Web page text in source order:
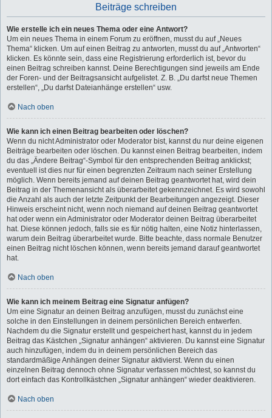
Beiträge schreiben
Wie erstelle ich ein neues Thema oder eine Antwort?
Um ein neues Thema in einem Forum zu eröffnen, musst du auf „Neues
Thema“ klicken. Um auf einen Beitrag zu antworten, musst du auf „Antworten“
klicken. Es könnte sein, dass eine Registrierung erforderlich ist, bevor du
einen Beitrag schreiben kannst. Deine Berechtigungen sind jeweils am Ende
der Foren- und der Beitragsansicht aufgelistet. Z. B. „Du darfst neue Themen
erstellen“, „Du darfst Dateianhänge erstellen“ usw.
Nach oben
Wie kann ich einen Beitrag bearbeiten oder löschen?
Wenn du nicht Administrator oder Moderator bist, kannst du nur deine eigenen
Beiträge bearbeiten oder löschen. Du kannst einen Beitrag bearbeiten, indem
du das „Ändere Beitrag“-Symbol für den entsprechenden Beitrag anklickst;
eventuell ist dies nur für einen begrenzten Zeitraum nach seiner Erstellung
möglich. Wenn bereits jemand auf deinen Beitrag geantwortet hat, wird dein
Beitrag in der Themenansicht als überarbeitet gekennzeichnet. Es wird sowohl
die Anzahl als auch der letzte Zeitpunkt der Bearbeitungen angezeigt. Dieser
Hinweis erscheint nicht, wenn noch niemand auf deinen Beitrag geantwortet
hat oder wenn ein Administrator oder Moderator deinen Beitrag überarbeitet
hat. Diese können jedoch, falls sie es für nötig halten, eine Notiz hinterlassen,
warum dein Beitrag überarbeitet wurde. Bitte beachte, dass normale Benutzer
einen Beitrag nicht löschen können, wenn bereits jemand darauf geantwortet
hat.
Nach oben
Wie kann ich meinem Beitrag eine Signatur anfügen?
Um eine Signatur an deinen Beitrag anzufügen, musst du zunächst eine
solche in den Einstellungen in deinem persönlichen Bereich entwerfen.
Nachdem du die Signatur erstellt und gespeichert hast, kannst du in jedem
Beitrag das Kästchen „Signatur anhängen“ aktivieren. Du kannst eine Signatur
auch hinzufügen, indem du in deinem persönlichen Bereich das
standardmäßige Anhängen deiner Signatur aktivierst. Wenn du einen
einzelnen Beitrag dennoch ohne Signatur verfassen möchtest, so kannst du
dort einfach das Kontrollkästchen „Signatur anhängen“ wieder deaktivieren.
Nach oben